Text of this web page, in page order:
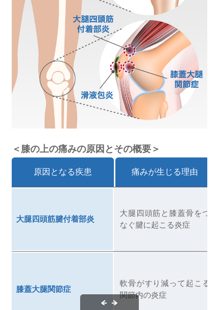
＜膝の上の痛みの原因とその概要＞
原因となる疾患 痛みが生じる理由
大腿四頭筋腱付着部炎
大腿四頭筋と膝蓋骨をつ
なぐ腱に起こる炎症
膝蓋大腿関節症
軟骨がすり減って起こる
関節内の炎症